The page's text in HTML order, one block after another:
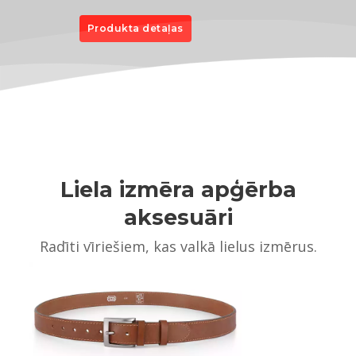
Produkta detaļas
Liela izmēra apģērba
aksesuāri
Radīti vīriešiem, kas valkā lielus izmērus.